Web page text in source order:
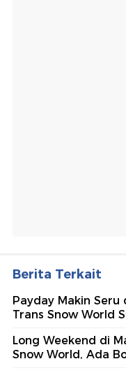
Berita Terkait
Payday Makin Seru
Trans Snow World
Long Weekend di
Snow World, Ada